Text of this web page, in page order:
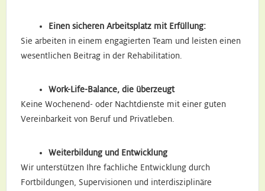
Einen sicheren Arbeitsplatz mit Erfüllung:
Sie arbeiten in einem engagierten Team und leisten einen
wesentlichen Beitrag in der Rehabilitation.
Work-Life-Balance, die überzeugt
Keine Wochenend- oder Nachtdienste mit einer guten
Vereinbarkeit von Beruf und Privatleben.
Weiterbildung und Entwicklung
Wir unterstützen Ihre fachliche Entwicklung durch
Fortbildungen, Supervisionen und interdisziplinäre